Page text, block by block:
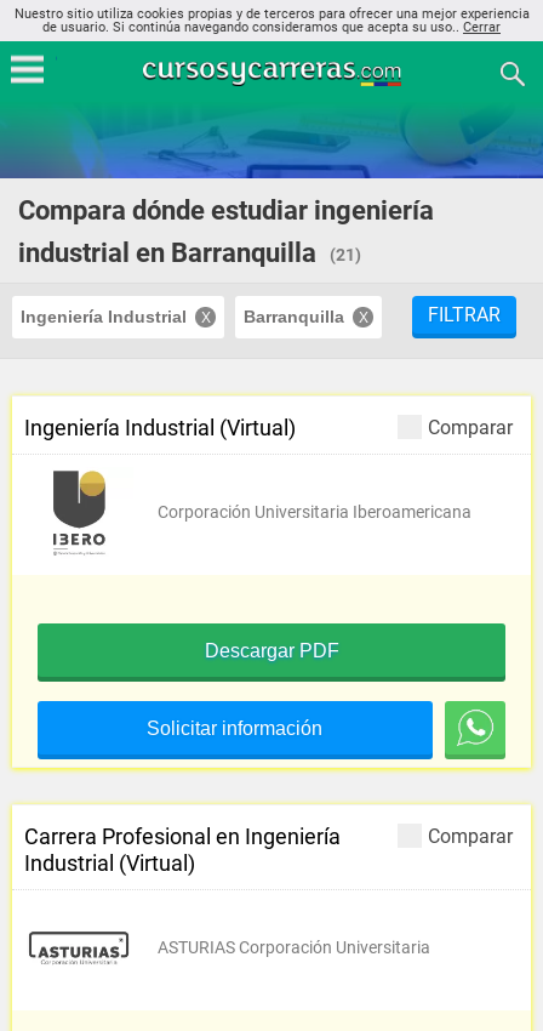
Nuestro sitio utiliza cookies propias y de terceros para ofrecer una mejor experiencia
de usuario. Si continúa navegando consideramos que acepta su uso.. Cerrar
Compara dónde estudiar ingeniería
industrial en Barranquilla
(21)
Ingeniería Industrial Barranquilla FILTRAR
Comparar
Ingeniería Industrial (Virtual)
Corporación Universitaria Iberoamericana
Descargar PDF
Solicitar información
Comparar
Carrera Profesional en Ingeniería
Industrial (Virtual)
ASTURIAS Corporación Universitaria